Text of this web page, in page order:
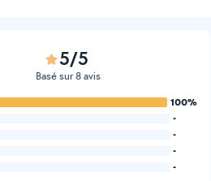
5/5
Basé sur 8 avis
100%
-
-
-
-